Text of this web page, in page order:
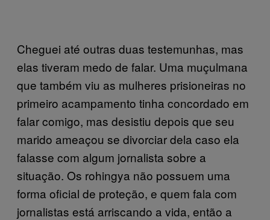
Cheguei até outras duas testemunhas, mas
elas tiveram medo de falar. Uma muçulmana
que também viu as mulheres prisioneiras no
primeiro acampamento tinha concordado em
falar comigo, mas desistiu depois que seu
marido ameaçou se divorciar dela caso ela
falasse com algum jornalista sobre a
situação. Os rohingya não possuem uma
forma oficial de proteção, e quem fala com
jornalistas está arriscando a vida, então a